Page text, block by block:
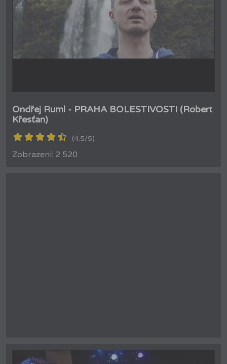
Ondřej Ruml - PRAHA BOLESTIVOSTI (Robert
Křesťan)
(4.5/5)
Zobrazení: 2 520